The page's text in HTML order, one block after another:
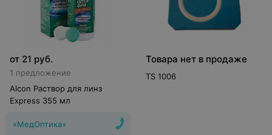
от 21 руб.
1 предложение
Alcon Раствор для линз
Express 355 мл
«МедОптика»
Товара нет в продаже
TS 1006